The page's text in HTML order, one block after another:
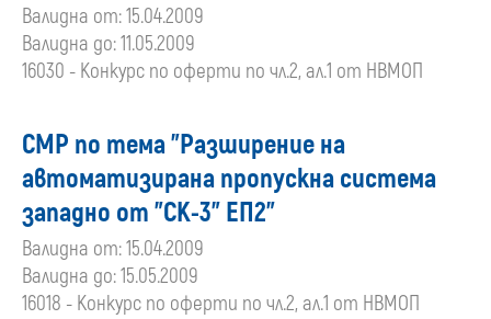
Валидна от: 15.04.2009
Валидна до: 11.05.2009
16030 - Конкурс по оферти по чл.2, ал.1 от НВМОП
СМР по тема "Разширение на
автоматизирана пропускна система
западно от "СК-3" ЕП2"
Валидна от: 15.04.2009
Валидна до: 15.05.2009
16018 - Конкурс по оферти по чл.2, ал.1 от НВМОП